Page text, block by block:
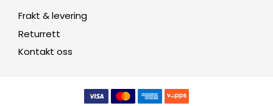
Frakt & levering
Returrett
Kontakt oss